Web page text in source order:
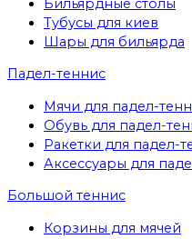
Бильярдные столы
Тубусы для киев
Шары для бильярда
Падел-теннис
Мячи для падел-
Обувь для падел-
Ракетки для падел-
Аксессуары для
Большой теннис
Корзины для мячей